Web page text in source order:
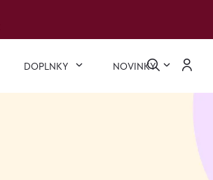
DOPLNKY NOVINKY